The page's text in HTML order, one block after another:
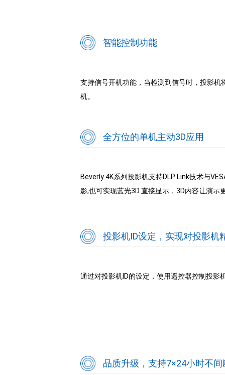
智能控制功能
支持信号开机功能，当检测到信号时，投影
机。
全方位的单机主动3D应用
Beverly 4K系列投影机支持DLP Link技术与
影,也可实现蓝光3D 直接显示，3D内容让演示
投影机ID设定，实现对投影机
通过对投影机ID的设定，使用遥控器控制投影
品质升级，支持7×24小时不间